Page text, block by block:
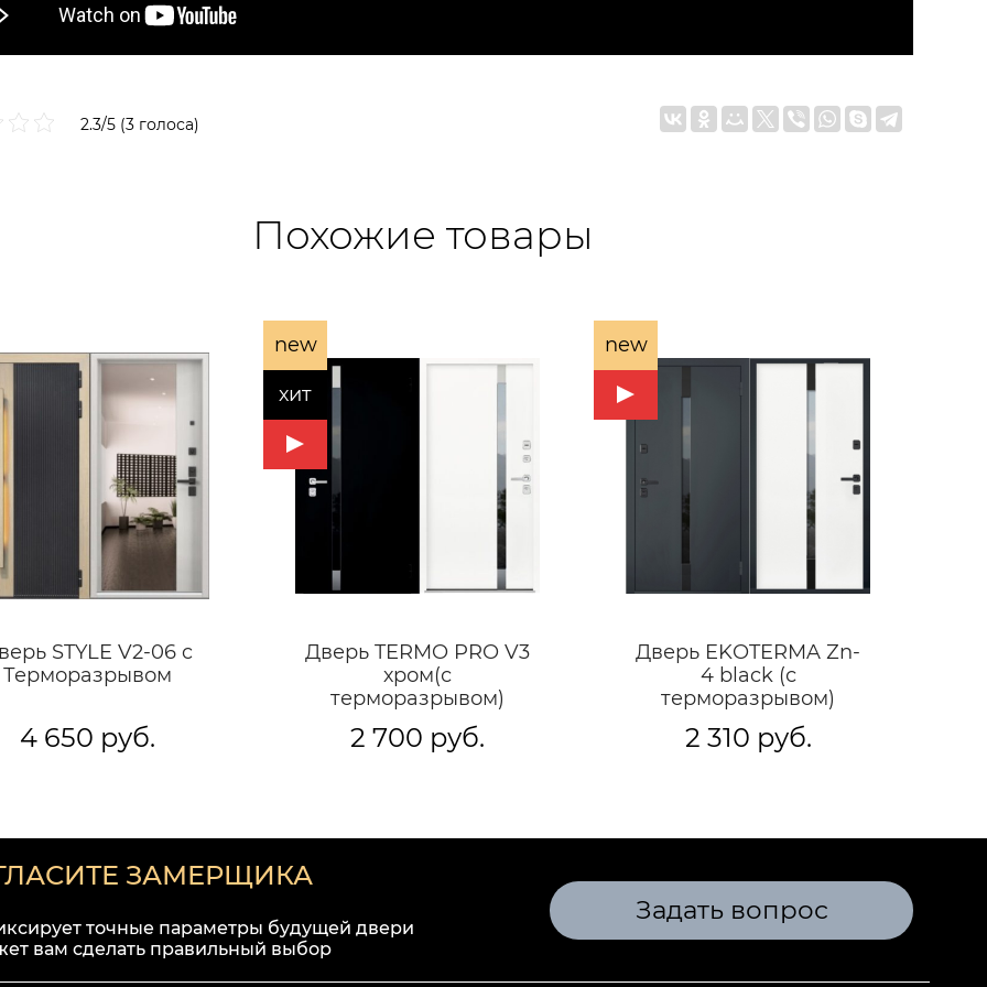
2.3/5 (3 голоса)
Похожие товары
STYLE V2-06 c
Терморазрывом
4 650 руб.
new
хит
Дверь TERMO PRO V3
хром(с
терморазрывом)
2 700 руб.
new
Дверь EKOTERMA Zn-
4 black (с
терморазрывом)
2 310 руб.
ЗАМЕРЩИКА
точные параметры будущей двери
вам сделать правильный выбор
Задать вопрос